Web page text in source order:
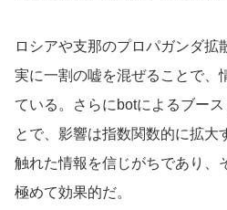
ロシアや支那のプロパガンダ拡
実に一割の嘘を混ぜることで、
ている。さらにbotによるブー
とで、影響は指数関数的に拡大
触れた情報を信じがちであり、
極めて効果的だ。